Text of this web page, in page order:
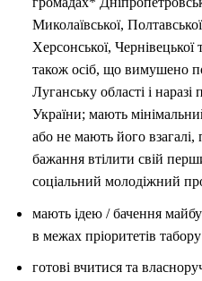
Миколаївської,
Херсонської, Чернівецької
також осіб, що вимушено
Луганську області і
України; мають
або не мають його
бажання втілити свій
соціальний молодіжний
мають ідею / бачення
в межах пріоритетів
готові вчитися та